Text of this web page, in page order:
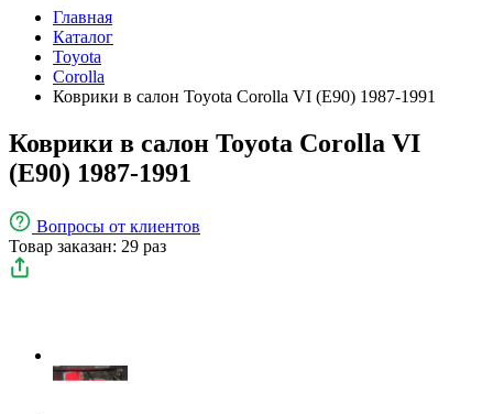
Главная
Каталог
Toyota
Corolla
Коврики в салон Toyota Corolla VI (E90) 1987-1991
Коврики в салон Toyota Corolla VI
(E90) 1987-1991
Вопросы от клиентов
Товар заказан: 29 раз